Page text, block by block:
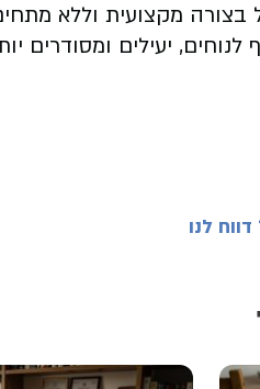
בצורה מקצועית וללא
לנוחים, יעילים ומסודרים
דווח לנו